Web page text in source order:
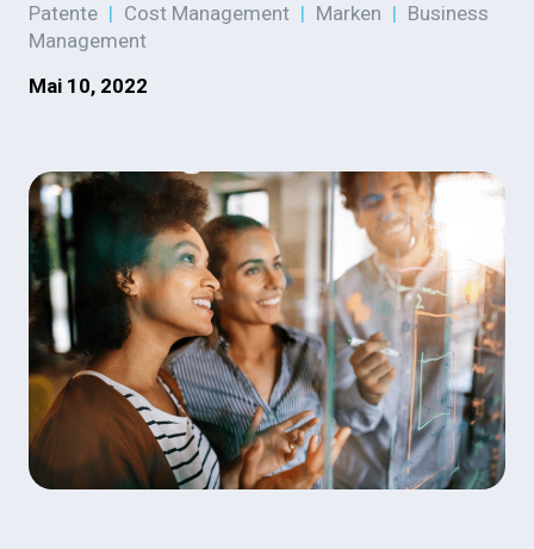
Patente | Cost Management | Marken | Business
Management
Mai 10, 2022